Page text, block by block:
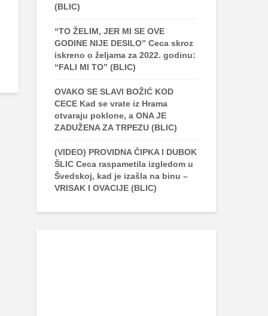
(BLIC)
“TO ŽELIM, JER MI SE OVE
GODINE NIJE DESILO” Ceca skroz
iskreno o željama za 2022. godinu:
“FALI MI TO” (BLIC)
OVAKO SE SLAVI BOŽIĆ KOD
CECE Kad se vrate iz Hrama
otvaraju poklone, a ONA JE
ZADUŽENA ZA TRPEZU (BLIC)
(VIDEO) PROVIDNA ČIPKA I DUBOK
ŠLIC Ceca raspametila izgledom u
Švedskoj, kad je izašla na binu –
VRISAK I OVACIJE (BLIC)